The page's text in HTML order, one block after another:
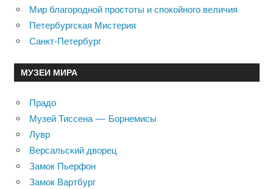
Мир благородной простоты и спокойного величия
Петербургская Мистерия
Санкт-Петербург
МУЗЕИ МИРА
Прадо
Музей Тиссена — Борнемисы
Лувр
Версальский дворец
Замок Пьерфон
Замок Вартбург